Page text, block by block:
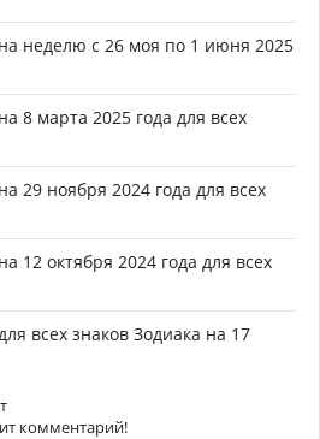
неделю с 26 моя по 1 июня 2025
8 марта 2025 года для всех
29 ноября 2024 года для всех
12 октября 2024 года для всех
всех знаков Зодиака на 17
комментарий!